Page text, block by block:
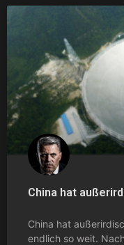
China hat
China hat
endlich so weit.